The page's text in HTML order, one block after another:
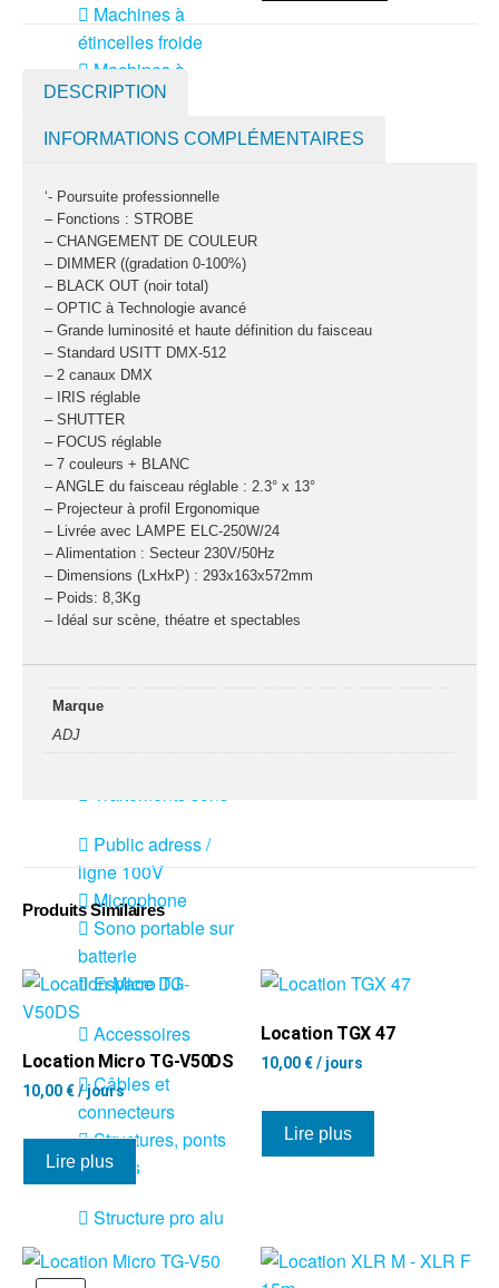
Machines à
étincelles froide
Machines à
fumée-geyser
VENTE SONO ET
Éclairage
Projecteurs LED
Accessoires
éclairage
Contrôle DMX
Lyres
Machines à effets
Liquides
Jeux et effets
lumière à led
Laser
Strobes
Sono
Amplificateurs
Console de
mixage
Traitements sons
Public adress /
ligne 100V
Microphone
Sono portable sur
batterie
Espace DJ
Accessoires
Câbles et
connecteurs
Structures, ponts
et pieds
Structure pro alu
DESCRIPTION
INFORMATIONS COMPLÉMENTAIRES
‘- Poursuite professionnelle
– Fonctions : STROBE
– CHANGEMENT DE COULEUR
– DIMMER ((gradation 0-100%)
– BLACK OUT (noir total)
– OPTIC à Technologie avancé
– Grande luminosité et haute définition du faisceau
– Standard USITT DMX-512
– 2 canaux DMX
– IRIS réglable
– SHUTTER
– FOCUS réglable
– 7 couleurs + BLANC
– ANGLE du faisceau réglable : 2.3° x 13°
– Projecteur à profil Ergonomique
– Livrée avec LAMPE ELC-250W/24
– Alimentation : Secteur 230V/50Hz
– Dimensions (LxHxP) : 293x163x572mm
– Poids: 8,3Kg
– Idéal sur scène, théatre et spectables
Marque
ADJ
Produits Similaires
Location Micro TG-V50DS
10,00 €/ jours
Lire plus
Location TGX 47
10,00 €/ jours
Lire plus